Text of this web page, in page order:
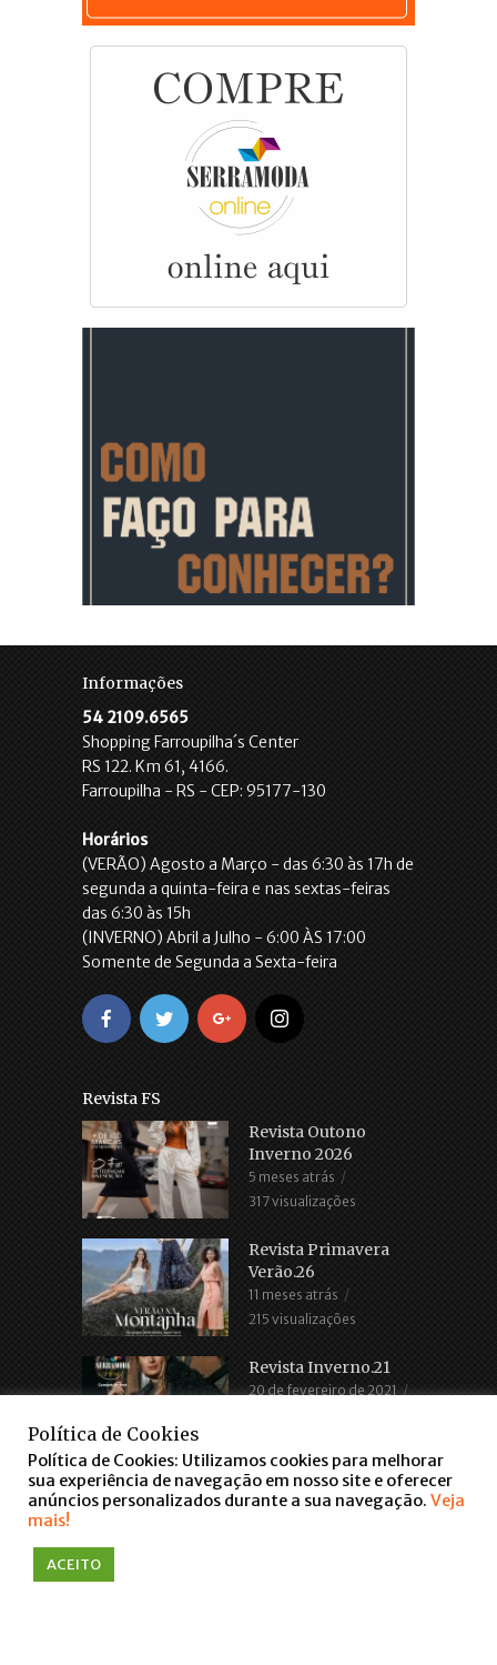
Informações
54 2109.6565
Shopping Farroupilha´s Center
RS 122. Km 61, 4166.
Farroupilha - RS - CEP: 95177-130
Horários
(VERÃO) Agosto a Março - das 6:30 às 17h de
segunda a quinta-feira e nas sextas-feiras
das 6:30 às 15h
(INVERNO) Abril a Julho - 6:00 ÀS 17:00
Somente de Segunda a Sexta-feira
Revista FS
Revista Outono
Inverno 2026
5 meses atrás
317 visualizações
Revista Primavera
Verão.26
11 meses atrás
215 visualizações
Revista Inverno.21
20 de fevereiro de 2021
COPYRIGHT © 2016. TODOS OS DIREITOS RESERVADOS
falar via WhatsApp
Política de Cookies
Política de Cookies: Utilizamos cookies para melhorar
sua experiência de navegação em nosso site e oferecer
anúncios personalizados durante a sua navegação. Veja
mais!
ACEITO